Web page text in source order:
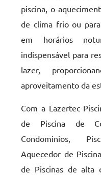
piscina, o
de clima frio ou
em horários
indispensável para
lazer,
aproveitamento da
Com a Lazertec
de Piscina de
Condominios,
Aquecedor de
de Piscinas de alta